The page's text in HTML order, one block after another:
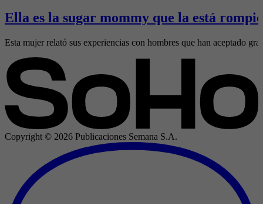
Ella es la sugar mommy que la está
Esta mujer relató sus experiencias con hombres que han aceptado
Copyright © 2026 Publicaciones Semana S.A.